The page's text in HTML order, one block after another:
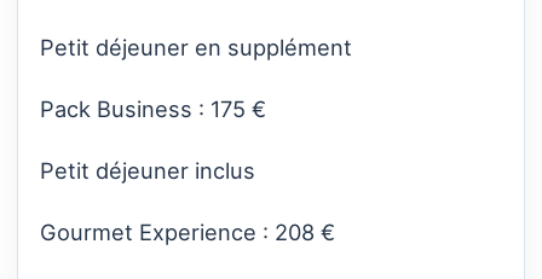
Petit déjeuner en supplément
Pack Business : 175 €
Petit déjeuner inclus
Gourmet Experience : 208 €